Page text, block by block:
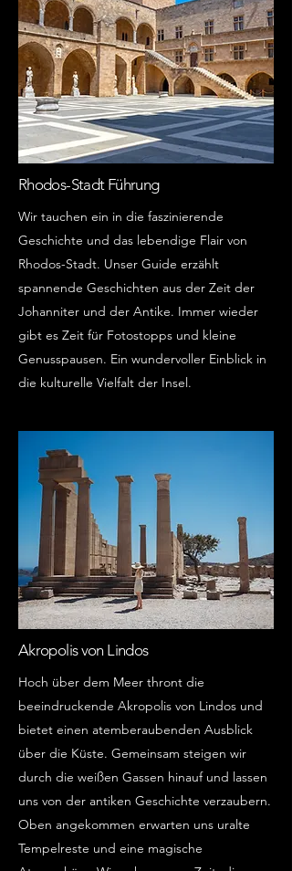
Rhodos-Stadt Führung
Wir tauchen ein in die faszinierende
Geschichte und das lebendige Flair von
Rhodos-Stadt. Unser Guide erzählt
spannende Geschichten aus der Zeit der
Johanniter und der Antike. Immer wieder
gibt es Zeit für Fotostopps und kleine
Genusspausen. Ein wundervoller Einblick in
die kulturelle Vielfalt der Insel.
Akropolis von Lindos
Hoch über dem Meer thront die
beeindruckende Akropolis von Lindos und
bietet einen atemberaubenden Ausblick
über die Küste. Gemeinsam steigen wir
durch die weißen Gassen hinauf und lassen
uns von der antiken Geschichte verzaubern.
Oben angekommen erwarten uns uralte
Tempelreste und eine magische